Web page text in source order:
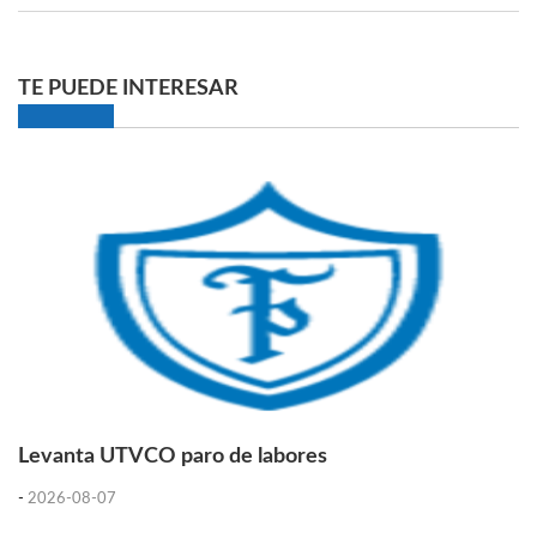
TE PUEDE INTERESAR
Levanta UTVCO paro de labores
- 2026-08-07